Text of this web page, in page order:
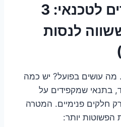
לפני שמתקשרים לטכנאי: 3
לנסות
מה עושים בפועל? יש כמה
בתנאי שמקפידים על
חלקים פנימיים. המטרה
הפשוטות יותר: